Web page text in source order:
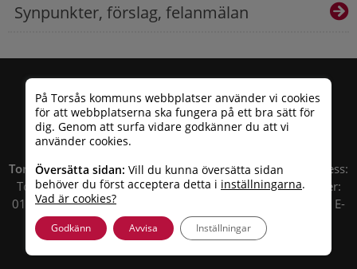
På Torsås kommuns webbplatser använder vi cookies
för att webbplatserna ska fungera på ett bra sätt för
dig. Genom att surfa vidare godkänner du att vi
använder cookies.
Översätta sidan: Vill du kunna översätta sidan
behöver du först acceptera detta i inställningarna.
Vad är cookies?
Godkänn Avvisa Inställningar
Synpunkter, förslag, felanmälan
Torsås kommun| Besöksadress: Allfargatan 26 | Postadress:
Torsås kommun, Box 503, 385 25 Torsås Telefonnummer:
010 – 35 33 100 | Organisationsnummer: 212000-0696 | E-
post:info@torsas.se|Tillgänglighetsredogörelse